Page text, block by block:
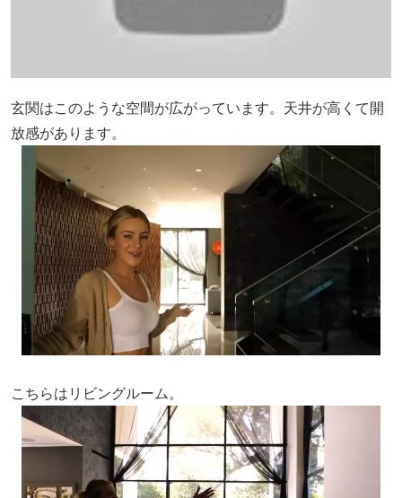
玄関はこのような空間が広がっています。天井が高くて開
放感があります。
こちらはリビングルーム。